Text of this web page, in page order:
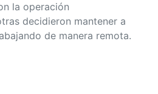
la operación
decidieron mantener a
de manera remota.